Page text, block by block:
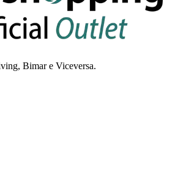
Bimar e Viceversa.